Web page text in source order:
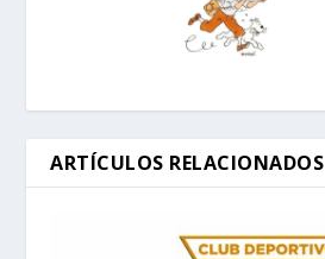
ARTÍCULOS RELACIONADOS